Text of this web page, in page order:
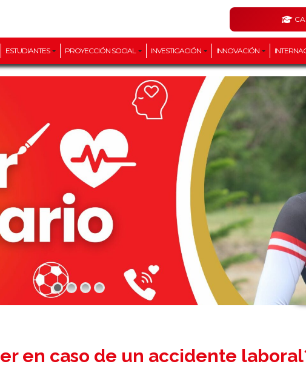
ESTUDIANTES PROYECCIÓN SOCIAL INVESTIGACIÓN INNOVACIÓN
en caso de un accidente